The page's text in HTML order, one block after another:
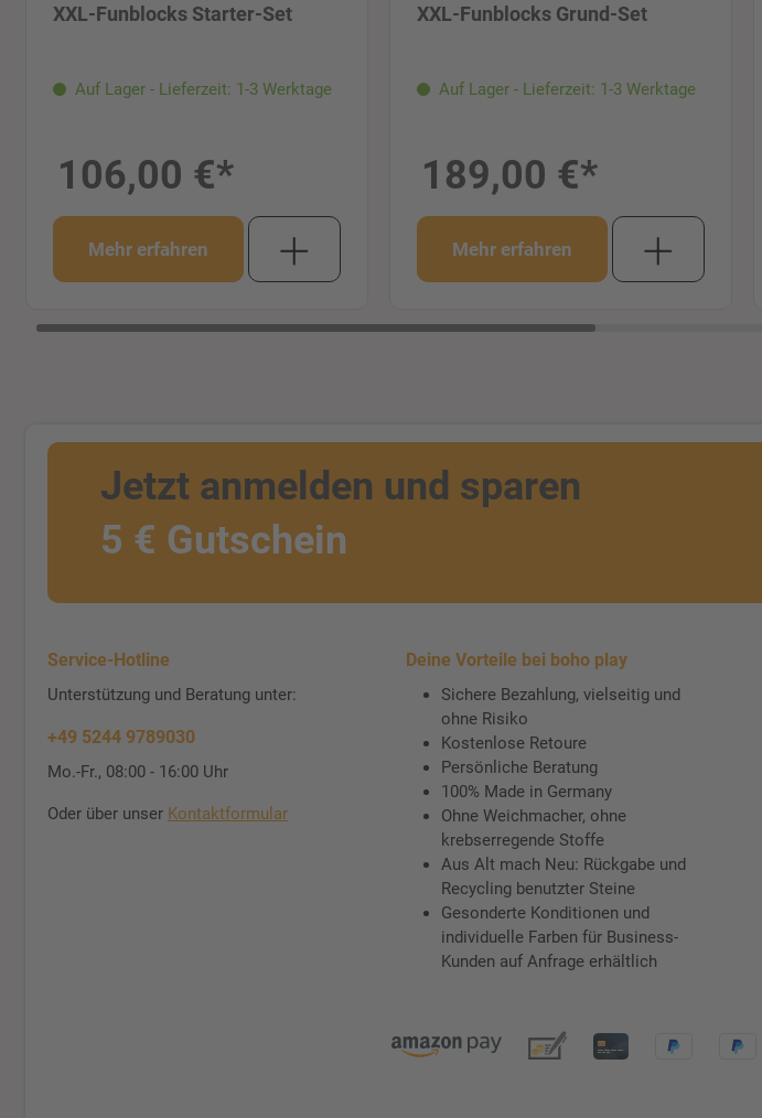
XXL-Funblocks Starter-Set
Auf Lager - Lieferzeit: 1-3 Werktage
106,00 €*
Mehr erfahren
XXL-Funblocks Grund-Set
Auf Lager - Lieferzeit: 1-3 Werktage
189,00 €*
Mehr erfahren
Jetzt anmelden und sparen
5 € Gutschein
Service-Hotline
Unterstützung und Beratung unter:
+49 5244 9789030
Mo.-Fr., 08:00 - 16:00 Uhr
Oder über unser Kontaktformular
Deine Vorteile bei boho play
Sichere Bezahlung, vielseitig und
ohne Risiko
Kostenlose Retoure
Persönliche Beratung
100% Made in Germany
Ohne Weichmacher, ohne
krebserregende Stoffe
Aus Alt mach Neu: Rückgabe und
Recycling benutzter Steine
Gesonderte Konditionen und
individuelle Farben für Business-
Kunden auf Anfrage erhältlich